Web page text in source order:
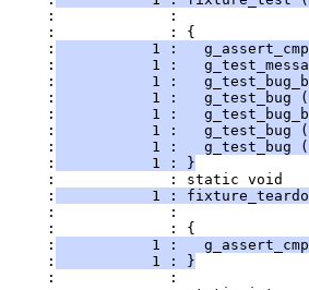
:             :
:             : {
:
1 :
:
1 :
:
1 :
:
1 :   g_test_bug
:
1 :
:
1 :   g_test_bug
:
1 :   g_test_bug
:
           1 : }
:             : static void
:
1 :
:             :
:             : {
:
1 :
:
           1 : }
:             :